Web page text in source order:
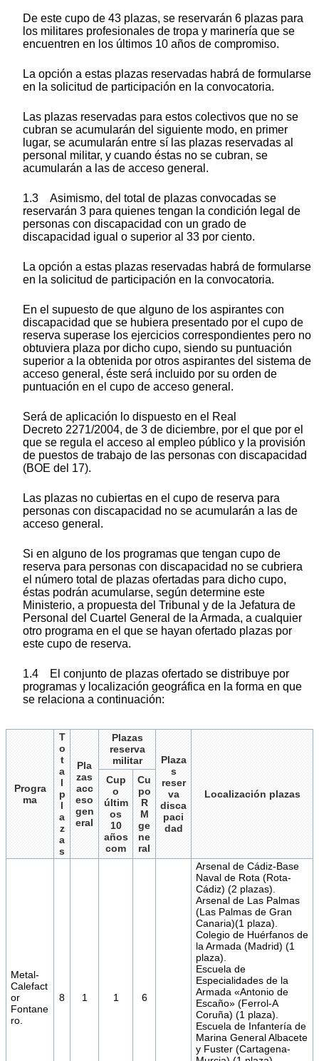
De este cupo de 43 plazas, se reservarán 6 plazas para
los militares profesionales de tropa y marinería que se
encuentren en los últimos 10 años de compromiso.
La opción a estas plazas reservadas habrá de formularse
en la solicitud de participación en la convocatoria.
Las plazas reservadas para estos colectivos que no se
cubran se acumularán del siguiente modo, en primer
lugar, se acumularán entre sí las plazas reservadas al
personal militar, y cuando éstas no se cubran, se
acumularán a las de acceso general.
1.3 Asimismo, del total de plazas convocadas se
reservarán 3 para quienes tengan la condición legal de
personas con discapacidad con un grado de
discapacidad igual o superior al 33 por ciento.
La opción a estas plazas reservadas habrá de formularse
en la solicitud de participación en la convocatoria.
En el supuesto de que alguno de los aspirantes con
discapacidad que se hubiera presentado por el cupo de
reserva superase los ejercicios correspondientes pero no
obtuviera plaza por dicho cupo, siendo su puntuación
superior a la obtenida por otros aspirantes del sistema de
acceso general, éste será incluido por su orden de
puntuación en el cupo de acceso general.
Será de aplicación lo dispuesto en el Real
Decreto 2271/2004, de 3 de diciembre, por el que por el
que se regula el acceso al empleo público y la provisión
de puestos de trabajo de las personas con discapacidad
(BOE del 17).
Las plazas no cubiertas en el cupo de reserva para
personas con discapacidad no se acumularán a las de
acceso general.
Si en alguno de los programas que tengan cupo de
reserva para personas con discapacidad no se cubriera
el número total de plazas ofertadas para dicho cupo,
éstas podrán acumularse, según determine este
Ministerio, a propuesta del Tribunal y de la Jefatura de
Personal del Cuartel General de la Armada, a cualquier
otro programa en el que se hayan ofertado plazas por
este cupo de reserva.
1.4 El conjunto de plazas ofertado se distribuye por
programas y localización geográfica en la forma en que
se relaciona a continuación:
Progra
ma
T
o
t
a
l
p
l
a
z
a
s
Pla
zas
acc
eso
gen
eral
Plazas
reserva
militar
Plaza
s
reser
va
disca
paci
dad
Localización plazas
Cup
o
últim
os
10
años
com
Cu
po
R
M
ge
ne
ral
Metal-
Calefact
or
Fontane
ro.
8 1 1 6
Arsenal de Cádiz-Base
Naval de Rota (Rota-
Cádiz) (2 plazas).
Arsenal de Las Palmas
(Las Palmas de Gran
Canaria)(1 plaza).
Colegio de Huérfanos de
la Armada (Madrid) (1
plaza).
Escuela de
Especialidades de la
Armada «Antonio de
Escaño» (Ferrol-A
Coruña) (1 plaza).
Escuela de Infantería de
Marina General Albacete
y Fuster (Cartagena-